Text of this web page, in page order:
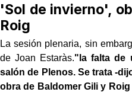
'Sol de invierno',
Roig
La sesión plenaria, sin
de Joan Estaràs."la falta de
salón de Plenos. Se trata -
obra de Baldomer Gili y Roig